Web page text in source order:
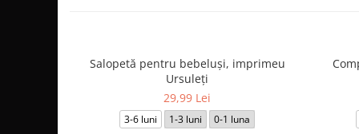
Salopetă pentru bebeluși, imprimeu
Ursuleți
29,99 Lei
3-6 luni 1-3 luni 0-1 luna